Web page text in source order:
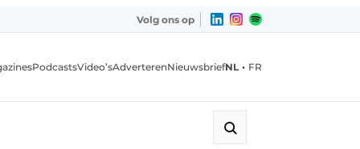
Volg ons op
PodcastsVideo’sAdverterenNieuwsbriefNL • FR